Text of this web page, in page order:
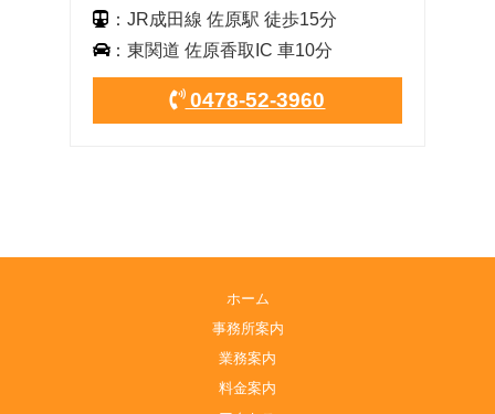
：JR成田線 佐原駅 徒歩15分
：東関道 佐原香取IC 車10分
0478-52-3960
ホーム
事務所案内
業務案内
料金案内